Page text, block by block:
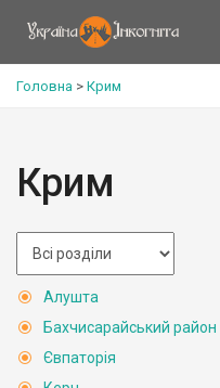
Головна > Крим
Крим
Алушта
Бахчисарайський район
Євпаторія